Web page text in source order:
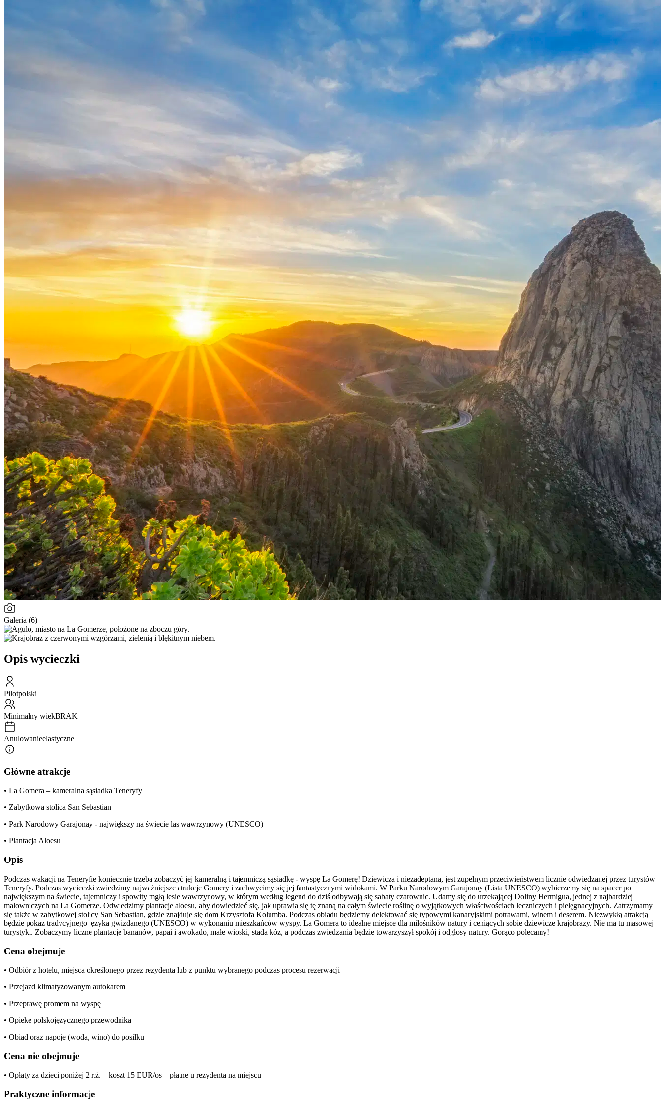
Galeria (6)
Opis wycieczki
Pilotpolski
Minimalny wiekBRAK
Anulowanieelastyczne
Główne atrakcje
• La Gomera – kameralna sąsiadka Teneryfy
• Zabytkowa stolica San Sebastian
• Park Narodowy Garajonay - największy na świecie las wawrzynowy (UNESCO)
• Plantacja Aloesu
Opis
Podczas wakacji na Teneryfie koniecznie trzeba zobaczyć jej kameralną i tajemniczą sąsiadkę - wyspę La Gomerę! Dziewicza i niezadeptana, jest zupełnym przeciwieństwem licznie odwiedzanej przez turystów
Teneryfy. Podczas wycieczki zwiedzimy najważniejsze atrakcje Gomery i zachwycimy się jej fantastycznymi widokami. W Parku Narodowym Garajonay (Lista UNESCO) wybierzemy się na spacer po
największym na świecie, tajemniczy i spowity mgłą lesie wawrzynowy, w którym według legend do dziś odbywają się sabaty czarownic. Udamy się do urzekającej Doliny Hermigua, jednej z najbardziej
malowniczych na La Gomerze. Odwiedzimy plantacje aloesu, aby dowiedzieć się, jak uprawia się tę znaną na całym świecie roślinę o wyjątkowych właściwościach leczniczych i pielęgnacyjnych. Zatrzymamy
się także w zabytkowej stolicy San Sebastian, gdzie znajduje się dom Krzysztofa Kolumba. Podczas obiadu będziemy delektować się typowymi kanaryjskimi potrawami, winem i deserem. Niezwykłą atrakcją
będzie pokaz tradycyjnego języka gwizdanego (UNESCO) w wykonaniu mieszkańców wyspy. La Gomera to idealne miejsce dla miłośników natury i ceniących sobie dziewicze krajobrazy. Nie ma tu masowej
turystyki. Zobaczymy liczne plantacje bananów, papai i awokado, małe wioski, stada kóz, a podczas zwiedzania będzie towarzyszył spokój i odgłosy natury. Gorąco polecamy!
Cena obejmuje
• Odbiór z hotelu, miejsca określonego przez rezydenta lub z punktu wybranego podczas procesu rezerwacji
• Przejazd klimatyzowanym autokarem
• Przeprawę promem na wyspę
• Opiekę polskojęzycznego przewodnika
• Obiad oraz napoje (woda, wino) do posiłku
Cena nie obejmuje
• Opłaty za dzieci poniżej 2 r.ż. – koszt 15 EUR/os – płatne u rezydenta na miejscu
Praktyczne informacje